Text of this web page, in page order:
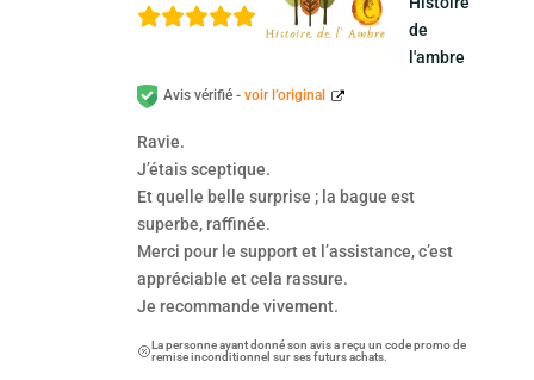
de
l'ambre
Avis vérifié - voir l’original
Ravie.
J’étais sceptique.
Et quelle belle surprise ; la bague est
superbe, raffinée.
Merci pour le support et l’assistance, c’est
appréciable et cela rassure.
Je recommande vivement.
La personne ayant donné son avis a reçu un code promo de
remise inconditionnel sur ses futurs achats.